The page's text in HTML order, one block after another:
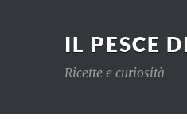
IL PESCE
Ricette e curiosità